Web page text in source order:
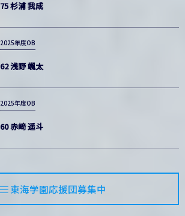
75 杉浦 我成
2025年度OB
62 浅野 颯太
2025年度OB
60 赤﨑 遥斗
東海学園応援団募集中